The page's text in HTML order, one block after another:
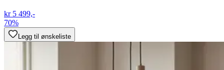
kr 5 499,-
70%
Legg til ønskeliste